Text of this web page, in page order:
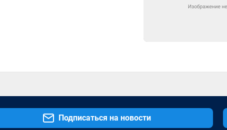
Подписаться на новости